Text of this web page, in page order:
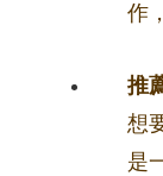
作
推
想
是